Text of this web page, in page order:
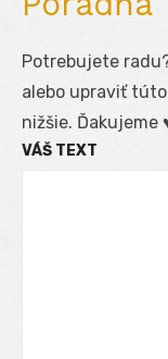
Potrebujete
alebo upraviť
nižšie. Ďakujeme
VÁŠ TEXT